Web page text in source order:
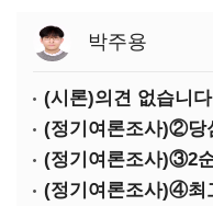
박주용
(시론)의견 없습니다